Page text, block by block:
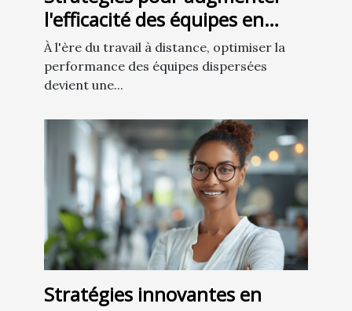
l'efficacité des équipes en
télétravail
À l'ère du travail à distance, optimiser la
performance des équipes dispersées
devient une...
Stratégies innovantes en